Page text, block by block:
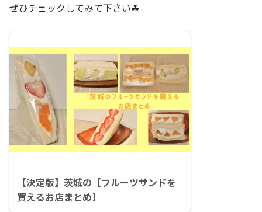
ぜひチェックしてみて下さい☘
【決定版】茨城の【フルーツサンドを
買えるお店まとめ】